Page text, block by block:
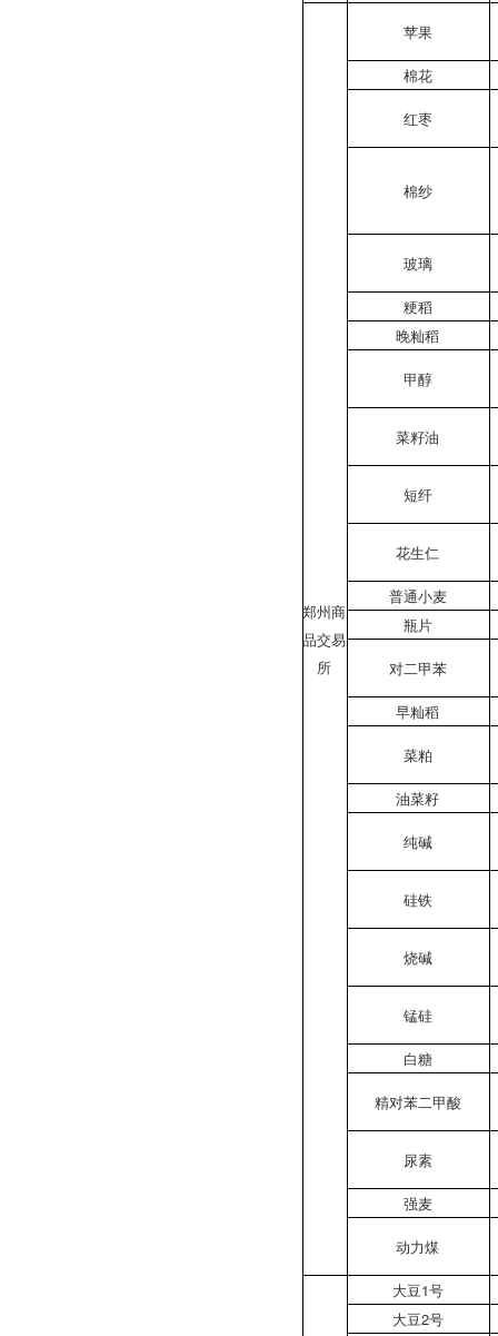
郑州商
品交易
所
苹果
棉花
红枣
棉纱
玻璃
粳稻
晚籼稻
甲醇
菜籽油
短纤
花生仁
普通小麦
瓶片
对二甲苯
早籼稻
菜粕
油菜籽
纯碱
硅铁
烧碱
锰硅
白糖
精对苯二甲酸
尿素
强麦
动力煤
大豆1号
大豆2号